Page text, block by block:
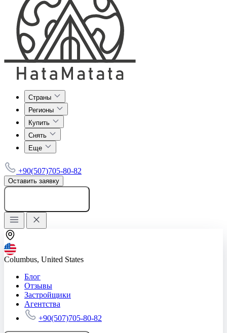
Страны
Регионы
Купить
Снять
Еще
+90(507)705-80-82
Оставить заявку
Columbus, United States
Блог
Отзывы
Застройщики
Агентства
+90(507)705-80-82